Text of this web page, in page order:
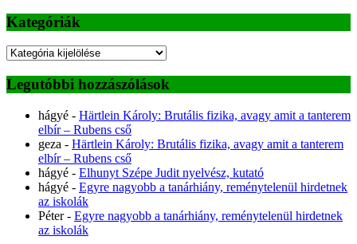
Kategóriák
Kategóriák
Legutóbbi hozzászólások
hágyé - Härtlein Károly: Brutális fizika, avagy amit a tanterem
elbír – Rubens cső
geza - Härtlein Károly: Brutális fizika, avagy amit a tanterem
elbír – Rubens cső
hágyé - Elhunyt Szépe Judit nyelvész, kutató
hágyé - Egyre nagyobb a tanárhiány, reménytelenül hirdetnek
az iskolák
Péter- Egyre nagyobb a tanárhiány, reménytelenül hirdetnek
az iskolák